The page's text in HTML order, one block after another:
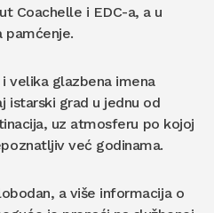
Coachelle i EDC-a, a u
pamćenje.
velika glazbena imena
istarski grad u jednu od
uz atmosferu po kojoj
već godinama.
a više informacija o